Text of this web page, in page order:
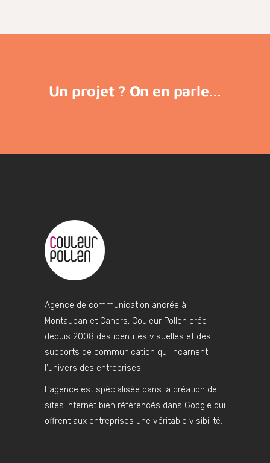
Un projet ? On en parle…
Agence de communication ancrée à
Montauban et Cahors, Couleur Pollen crée
depuis 2008 des identités visuelles et des
supports de communication qui incarnent
l’univers des entreprises.
L’agence est spécialisée dans la création de
sites internet bien référencés dans Google qui
offrent aux entreprises une véritable visibilité.